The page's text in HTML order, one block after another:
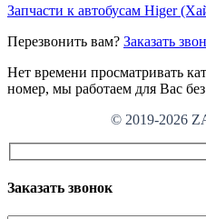
Запчасти к автобусам Higer
Перезвонить вам? Заказать
Нет времени просматривать
номер, мы работаем для Вас
© 2019-2026
Заказать звонок